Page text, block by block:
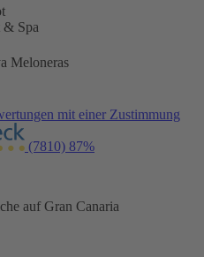
& Spa
Meloneras
mit einer Zustimmung
(7810) 87%
auf Gran Canaria